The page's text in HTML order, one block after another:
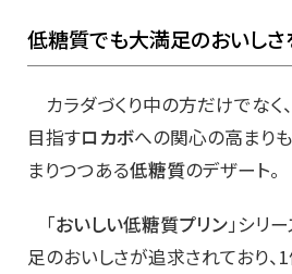
低糖質でも大満足のおいし
カラダづくり中の方だけでなく
目指すロカボへの関心の高まり
まりつつある低糖質のデザート。
「おいしい低糖質プリン」シリ
足のおいしさが追求されており